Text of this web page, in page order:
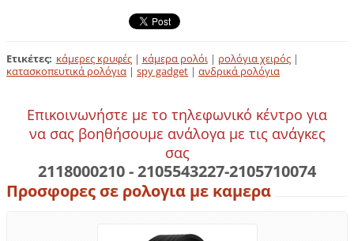
Ετικέτες: κάμερες κρυφές | κάμερα ρολόι | ρολόγια χειρός |
κατασκοπευτικά ρολόγια | spy gadget | ανδρικά ρολόγια
Επικοινωνήστε με το τηλεφωνικό κέντρο για
να σας βοηθήσουμε ανάλογα με τις ανάγκες
σας
2118000210 - 2105543227-2105710074
Προσφορες σε ρολογια με καμερα